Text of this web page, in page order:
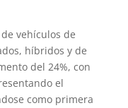
vehículos de
híbridos y de
del 24%, con
el
como primera